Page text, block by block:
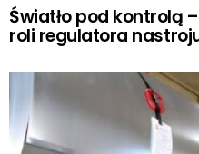
Światło pod kontrolą
roli regulatora